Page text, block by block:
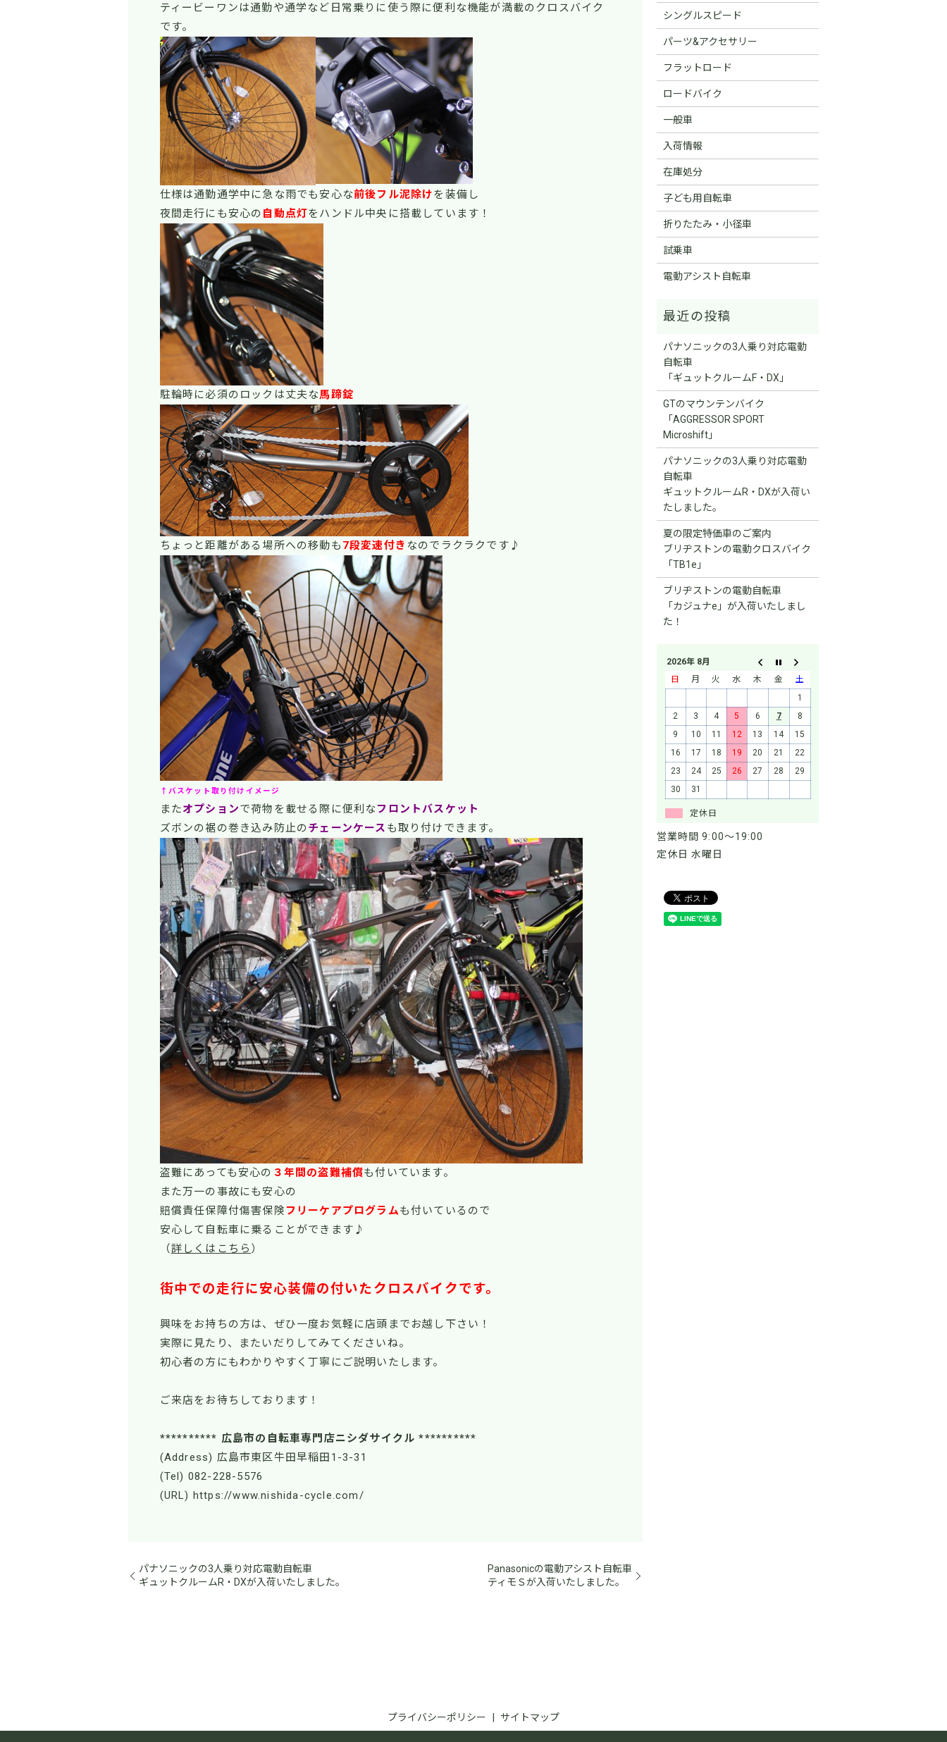
ティービーワンは通勤や通学など日常乗りに使う際に便利な機能が満載のクロスバイク
です。
仕様は通勤通学中に急な雨でも安心な前後フル泥除けを装備し
夜間走行にも安心の 自動点灯をハンドル中央に搭載しています ！
駐輪時に必須のロックは丈夫な馬蹄錠
ちょっと距離がある場所への移動も 7段変速付き なのでラクラクです♪
↑バスケット取り付けイメージ
またオプションで荷物を載せる際に便利なフロントバスケット
ズボンの裾の巻き込み防止の チェーンケース も取り付けできます。
盗難にあっても安心の ３年間の盗難補償も付いています。
また万一の事故にも安心の
賠償責任保障付傷害保険 フリーケアプログラムも付いているので
安心して自転車に乗ることができます♪
（詳しくはこちら ）
街中での走行に安心装備の付いたクロスバイクです。
興味をお持ちの方は、ぜひ一度お気軽に店頭までお越し下さい！
実際に見たり、またいだりしてみてくださいね。
初心者の方にもわかりやすく丁寧にご説明いたします。
ご来店をお待ちしております！
********** 広島市の自転車専門店ニシダサイクル **********
(Address) 広島市東区牛田早稲田1-3-31
(Tel) 082-228-5576
(URL) https://www.nishida-cycle.com/
パナソニックの3人乗り対応電動自転車
ギュットクルームR・DXが入荷いたしました。
Panasonicの電動アシスト自転車
ティモＳが入荷いたしました。
シングルスピード
パーツ&アクセサリー
フラットロード
ロードバイク
一般車
入荷情報
在庫処分
子ども用自転車
折りたたみ・小径車
試乗車
電動アシスト自転車
パナソニックの3人乗り対応電動
自転車
「ギュットクルームF・DX」
GTのマウンテンバイク
「AGGRESSOR SPORT
Microshift」
パナソニックの3人乗り対応電動
自転車
ギュットクルームR・DXが入荷い
たしました。
夏の限定特価車のご案内
ブリヂストンの電動クロスバイク
「TB1e」
ブリヂストンの電動自転車
「カジュナe」が入荷いたしまし
た！
2026年 8月
日
月 火 水 木 金
土
1
2
3 4 5 6 7
8
9
10 11 12 13 14
15
16
17 18 19 20 21
22
23
24 25 26 27 28
29
30
31
定休日
営業時間 9:00～19:00
定休日 水曜日
プライバシーポリシー サイトマップ